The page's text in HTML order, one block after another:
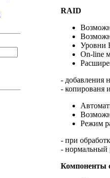
RAID
Уровни
On-line
- добавления
- копированя
Режим
- при
- нормальный
Компоненты